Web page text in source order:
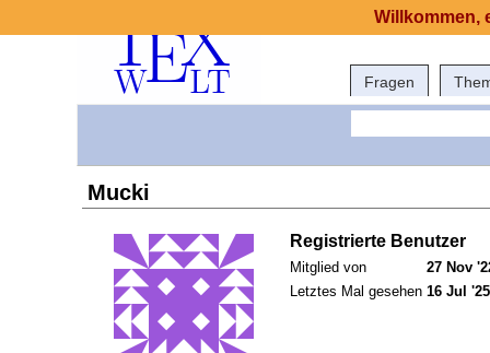
Fragen
Mucki
Registrierte Benutzer
Mitglied von
27 Nov
Letztes Mal gesehen 16 Jul
Willkommen,